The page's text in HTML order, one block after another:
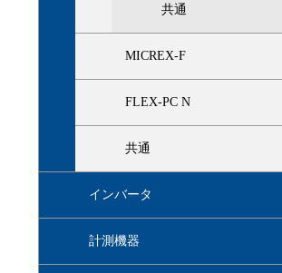
共通
MICREX-F
FLEX-PC N
共通
インバータ
計測機器